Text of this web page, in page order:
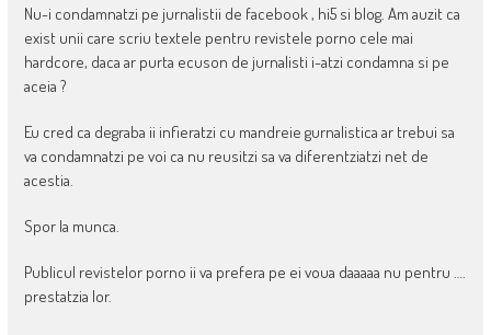
Nu-i condamnatzi pe jurnalistii de facebook , hi5 si blog. Am auzit ca
exist unii care scriu textele pentru revistele porno cele mai
hardcore, daca ar purta ecuson de jurnalisti i-atzi condamna si pe
aceia ?
Eu cred ca degraba ii infieratzi cu mandreie gurnalistica ar trebui sa
va condamnatzi pe voi ca nu reusitzi sa va diferentziatzi net de
acestia.
Spor la munca.
Publicul revistelor porno ii va prefera pe ei voua daaaaa nu pentru ….
prestatzia lor.